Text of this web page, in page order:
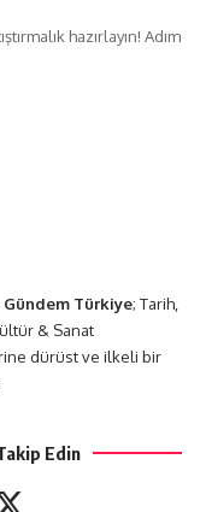
hazırlayın! Adım
Gündem Türkiye; Tarih,
& Sanat
dürüst ve ilkeli bir
Edin